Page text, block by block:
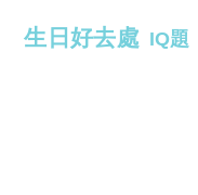
生日好去處 IQ題